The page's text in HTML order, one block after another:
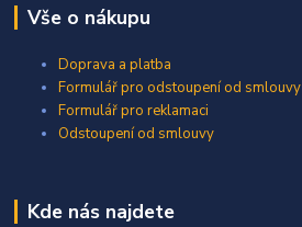
Vše o nákupu
Doprava a platba
Formulář pro odstoupení od smlouvy
Formulář pro reklamaci
Odstoupení od smlouvy
Kde nás najdete